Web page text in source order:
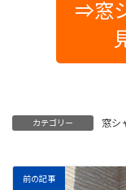
⇒窓
カテゴリー 窓シ
前の記事